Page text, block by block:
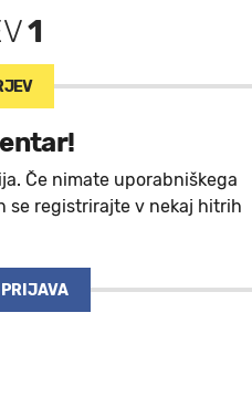
1
Če nimate uporabniškega
se registrirajte v nekaj hitrih
PRIJAVA